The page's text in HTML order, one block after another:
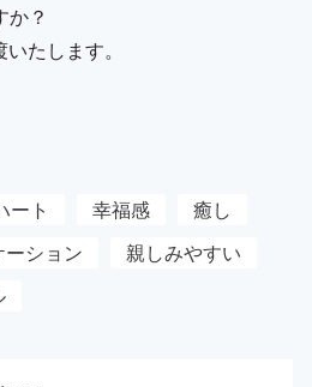
か？
たします。
ート 幸福感
癒し
ーション
親しみやすい